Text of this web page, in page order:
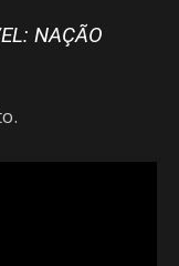
NAÇÃO